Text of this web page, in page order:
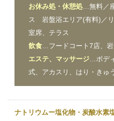
お休み処・休憩処…無料／
ス 岩盤浴エリア(有料)／
室席、テラス
飲食…フードコート7店、
エステ、マッサージ…ボデ
式、アカスリ、はり・きゅ
ナトリウムー塩化物・炭酸水素